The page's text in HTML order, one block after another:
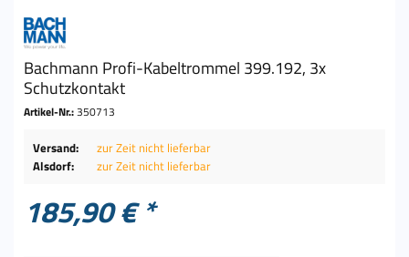
Bachmann Profi-Kabeltrommel 399.192, 3x
Schutzkontakt
Artikel-Nr.:350713
Versand:
zur Zeit nicht lieferbar
Alsdorf:
zur Zeit nicht lieferbar
185,90 € *